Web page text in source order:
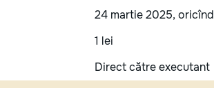
24 martie 2025, oricînd
1 lei
Direct către executant